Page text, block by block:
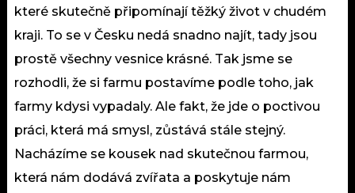
které skutečně připomínají těžký život v chudém
kraji. To se v Česku nedá snadno najít, tady jsou
prostě všechny vesnice krásné. Tak jsme se
rozhodli, že si farmu postavíme podle toho, jak
farmy kdysi vypadaly. Ale fakt, že jde o poctivou
práci, která má smysl, zůstává stále stejný.
Nacházíme se kousek nad skutečnou farmou,
která nám dodává zvířata a poskytuje nám